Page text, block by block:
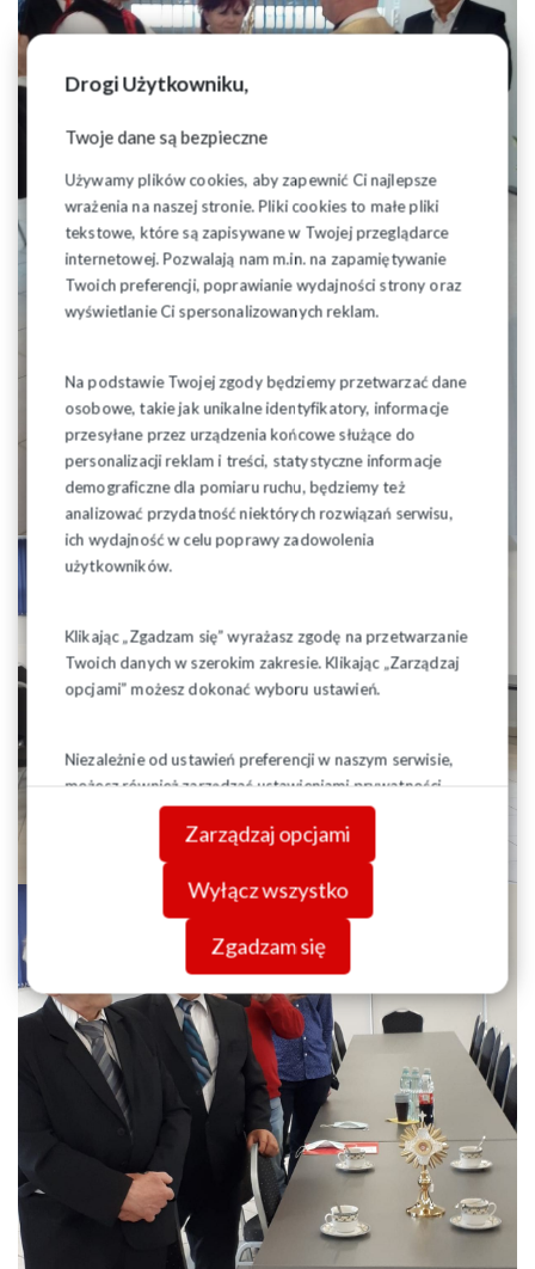
Drogi Użytkowniku,
Twoje dane są bezpieczne
Używamy plików cookies, aby zapewnić Ci najlepsze
wrażenia na naszej stronie. Pliki cookies to małe pliki
tekstowe, które są zapisywane w Twojej przeglądarce
internetowej. Pozwalają nam m.in. na zapamiętywanie
Twoich preferencji, poprawianie wydajności strony oraz
wyświetlanie Ci spersonalizowanych reklam.
Na podstawie Twojej zgody będziemy przetwarzać dane
osobowe, takie jak unikalne identyfikatory, informacje
przesyłane przez urządzenia końcowe służące do
personalizacji reklam i treści, statystyczne informacje
demograficzne dla pomiaru ruchu, będziemy też
analizować przydatność niektórych rozwiązań serwisu,
ich wydajność w celu poprawy zadowolenia
użytkowników.
Klikając „Zgadzam się” wyrażasz zgodę na przetwarzanie
Twoich danych w szerokim zakresie. Klikając „Zarządzaj
opcjami” możesz dokonać wyboru ustawień.
Niezależnie od ustawień preferencji w naszym serwisie,
możesz również zarządzać ustawieniami prywatności
swojej przeglądarki. Więcej informacji o przetwarzaniu
danych znajdziesz wPolityce prywatności.
Zarządzaj opcjami
Wyłącz wszystko
Zgadzam się